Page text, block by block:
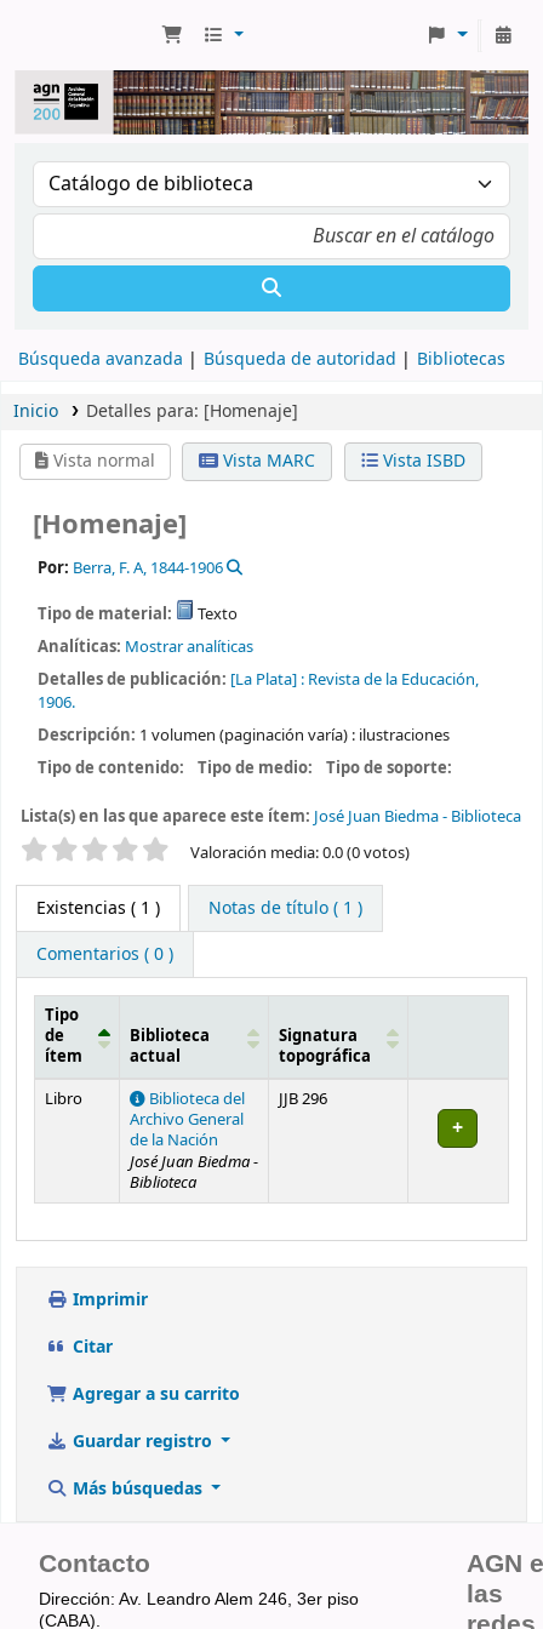
Búsqueda avanzada Búsqueda de autoridad Bibliotecas
Inicio Detalles para: [Homenaje]
Vista normal
Vista MARC Vista ISBD
[Homenaje]
Por: Berra, F. A, 1844-1906
Tipo de material:
Texto
Analíticas: Mostrar analíticas
Detalles de publicación: [La Plata] : Revista de la Educación,
1906.
Descripción: 1 volumen (paginación varía) : ilustraciones
Tipo de contenido:
Tipo de medio: Tipo de soporte:
Lista(s) en las que aparece este ítem: José Juan Biedma - Biblioteca
Valoración Valoración media: 0.0 (0 votos)
Existencias ( 1 )
Notas de título ( 1 )
Comentarios ( 0 )
Existencias
Tipo
de
ítem
Biblioteca
actual
Signatura
topográfica
Libro
Biblioteca del
Archivo General
de la Nación
José Juan Biedma -
Biblioteca
JJB 296
Imprimir
Citar
Agregar a su carrito
Guardar registro
Más búsquedas
Contacto
Dirección: Av. Leandro Alem 246, 3er piso
(CABA).
AGN
las